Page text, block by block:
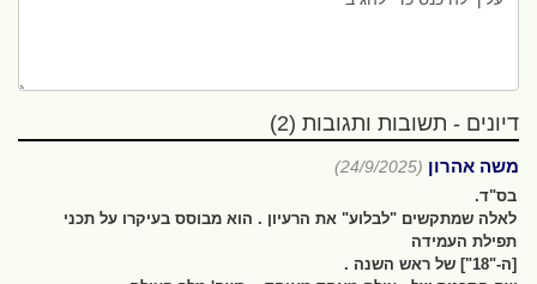
דיונים - תשובות ותגובות (2)
משה אהרון (24/9/2025)
בס"ד.
לאלה שמתקשים "לבלוע" את הרעיון . הוא מבוסס בעיקרו על תכני
תפילת העמידה
[ה-"18"] של ראש השנה .